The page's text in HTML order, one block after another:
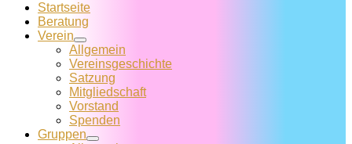
Startseite
Beratung
Verein
Allgemein
Vereins­geschichte
Satzung
Mitglied­schaft
Vorstand
Spenden
Gruppen